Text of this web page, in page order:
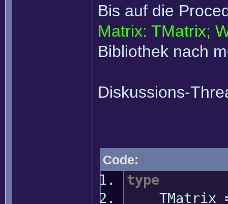
Bis auf die
Matrix: TMatrix;
Bibliothek nach
Diskussions-
Code:
type
TMatrix